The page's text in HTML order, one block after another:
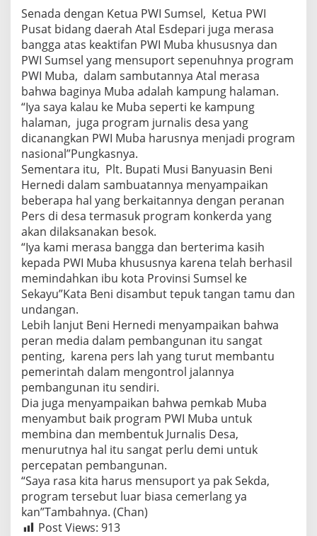
m
s
e
l
Senada dengan Ketua PWI Sumsel, Ketua PWI
Pusat bidang daerah Atal Esdepari juga merasa
bangga atas keaktifan PWI Muba khususnya dan
PWI Sumsel yang mensuport sepenuhnya program
PWI Muba, dalam sambutannya Atal merasa
bahwa baginya Muba adalah kampung halaman.
“Iya saya kalau ke Muba seperti ke kampung
halaman, juga program jurnalis desa yang
dicanangkan PWI Muba harusnya menjadi program
nasional”Pungkasnya.
Sementara itu, Plt. Bupati Musi Banyuasin Beni
Hernedi dalam sambuatannya menyampaikan
beberapa hal yang berkaitannya dengan peranan
Pers di desa termasuk program konkerda yang
akan dilaksanakan besok.
“Iya kami merasa bangga dan berterima kasih
kepada PWI Muba khususnya karena telah berhasil
memindahkan ibu kota Provinsi Sumsel ke
Sekayu”Kata Beni disambut tepuk tangan tamu dan
undangan.
Lebih lanjut Beni Hernedi menyampaikan bahwa
peran media dalam pembangunan itu sangat
penting, karena pers lah yang turut membantu
pemerintah dalam mengontrol jalannya
pembangunan itu sendiri.
Dia juga menyampaikan bahwa pemkab Muba
menyambut baik program PWI Muba untuk
membina dan membentuk Jurnalis Desa,
menurutnya hal itu sangat perlu demi untuk
percepatan pembangunan.
“Saya rasa kita harus mensuport ya pak Sekda,
program tersebut luar biasa cemerlang ya
kan”Tambahnya. (Chan)
Post Views: 913